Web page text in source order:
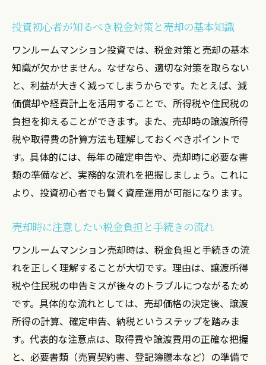
投資初心者が知るべき税金対策と売却の基本知識
ワンルームマンション投資では、税金対策と売却の基本
知識が欠かせません。なぜなら、適切な対策を取らない
と、利益が大きく減ってしまうからです。たとえば、減
価償却や経費計上を活用することで、所得税や住民税の
負担を抑えることができます。また、売却時の譲渡所得
税や取得費の計算方法も理解しておくべきポイントで
す。具体的には、毎年の確定申告や、売却時に必要な書
類の準備など、実務的な流れを把握しましょう。これに
より、投資初心者でも賢く資産運用が可能になります。
売却時に注意したい税金負担と手続きの流れ
ワンルームマンション売却時は、税金負担と手続きの流
れを正しく理解することが大切です。理由は、譲渡所得
税や住民税の申告ミスが後々のトラブルにつながるため
です。具体的な流れとしては、売却価格の決定後、譲渡
所得の計算、確定申告、納税というステップを踏みま
す。代表的な注意点は、取得費や譲渡費用の正確な把握
と、必要書類（売買契約書、登記簿謄本など）の準備で